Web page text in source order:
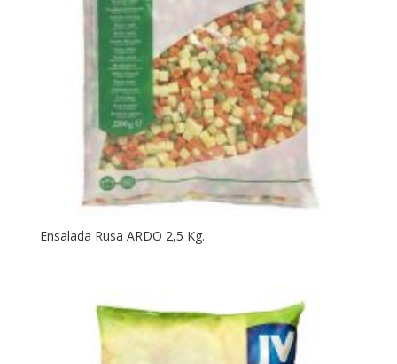
Ensalada Rusa ARDO 2,5 Kg.